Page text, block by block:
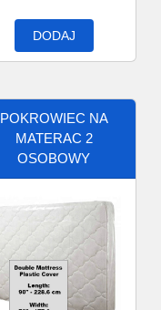
DODAJ
POKROWIEC NA
MATERAC 2
OSOBOWY